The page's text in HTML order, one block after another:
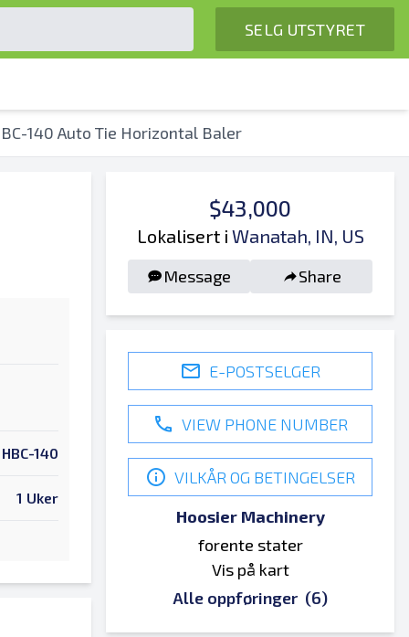
SELG UTSTYRET
140 Auto Tie Horizontal Baler
HBC-140
1 Uker
$43,000
Lokalisert i Wanatah, IN, US
Message Share
E-POSTSELGER
VIEW PHONE NUMBER
VILKÅR OG BETINGELSER
Hoosier Machinery
forente stater
Vis på kart
Alle oppføringer (6)